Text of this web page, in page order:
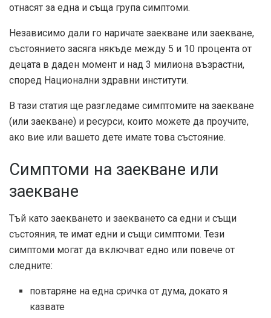
отнасят за една и съща група симптоми.
Независимо дали го наричате заекване или заекване,
състоянието засяга някъде между 5 и 10 процента от
децата в даден момент и над 3 милиона възрастни,
според Национални здравни институти.
В тази статия ще разгледаме симптомите на заекване
(или заекване) и ресурси, които можете да проучите,
ако вие или вашето дете имате това състояние.
Симптоми на заекване или
заекване
Тъй като заекването и заекването са едни и същи
състояния, те имат едни и същи симптоми. Тези
симптоми могат да включват едно или повече от
следните:
повтаряне на една сричка от дума, докато я
казвате